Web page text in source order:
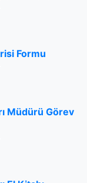
Formu
Müdürü Görev